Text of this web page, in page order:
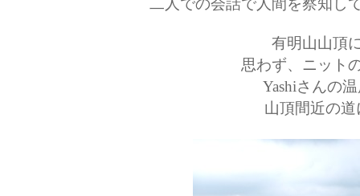
二人での会話で人間を察知し
有明山山頂
思わず、ニット
Yashiさんの
山頂間近の